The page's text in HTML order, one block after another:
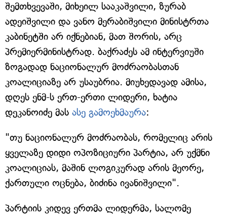
შემთხვევაში, მიხეილ სააკაშვილი, ზურაბ
ადეიშვილი და ვანო მერაბიშვილი მინისტრთა
კაბინეტში არ იქნებიან, მათ შორის, არც
პრემიერმინისტრად. ბაქრაძეს ამ ინტერვიუში
ზოგადად ნაციონალურ მოძრაობასთან
კოალიციაზე არ უსაუბრია. მიუხედავად ამისა,
დღეს ენმ-ს ერთ-ერთი ლიდერი, ხატია
დეკანოიძე მას ასე გამოეხმაურა:
"თუ ნაციონალურ მოძრაობას, რომელიც არის
ყველაზე დიდი ოპოზიციური პარტია, არ უქმნი
კოალიციას, მაშინ ლოგიკურად არის მეორე,
ქართული ოცნება, ბიძინა ივანიშვილი".
პარტიის კიდევ ერთმა ლიდერმა, სალომე